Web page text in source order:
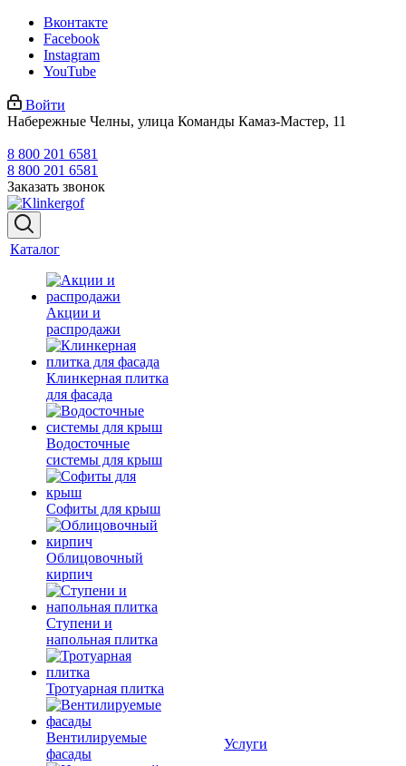
Вконтакте
Facebook
Instagram
YouTube
Войти
Набережные Челны, улица Команды Камаз-Мастер, 11
8 800 201 6581
8 800 201 6581
Заказать звонок
Каталог
Акции и
распродажи
Клинкерная плитка
для фасада
Водосточные
системы для крыш
Софиты для крыш
Облицовочный
кирпич
Ступени и
напольная плитка
Тротуарная плитка
Вентилируемые
фасады
Услуги